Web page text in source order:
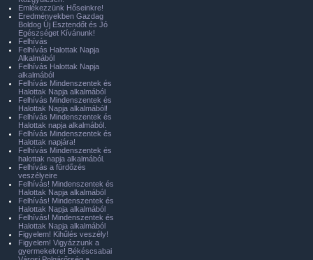
Emlékezzünk Hőseinkre!
Eredményekben Gazdag
Boldog Új Esztendőt és Jó
Egészséget Kívánunk!
Felhívás
Felhívás Halottak Napja
Alkalmából
Felhívás Halottak Napja
alkalmából
Felhívás Mindenszentek és
Halottak Napja alkalmából
Felhívás Mindenszentek és
Halottak Napja alkalmából!
Felhívás Mindenszentek és
Halottak napja alkalmából.
Felhívás Mindenszentek és
Halottak napjára!
Felhívás Mindenszentek és
halottak napja alkalmából.
Felhívás a fürdőzés
veszélyeire
Felhívás! Mindenszentek és
Halottak Napja alkalmából
Felhívás! Mindenszentek és
Halottak Napja alkalmából
Felhívás! Mindenszentek és
Halottak Napja alkalmából
Figyelem! Kihűlés veszély!
Figyelem! Vigyázzunk a
gyermekekre! Békéscsabai